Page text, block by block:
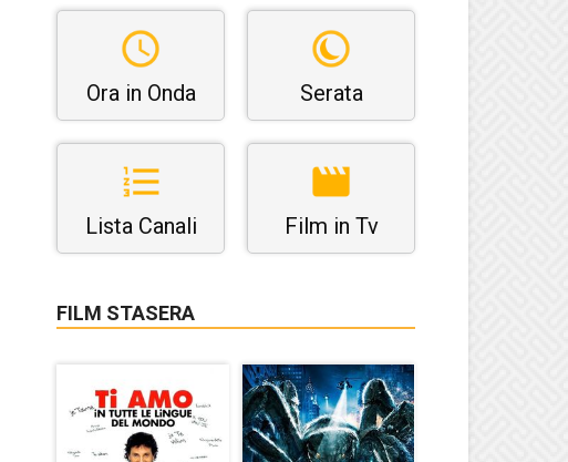
Ora in Onda Serata
Lista Canali Film in Tv
FILM STASERA